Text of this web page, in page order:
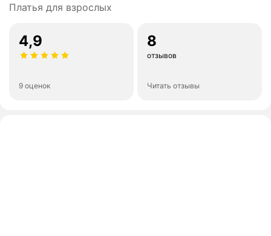
Платья для взрослых
4,9
9 оценок
8
отзывов
Читать отзывы